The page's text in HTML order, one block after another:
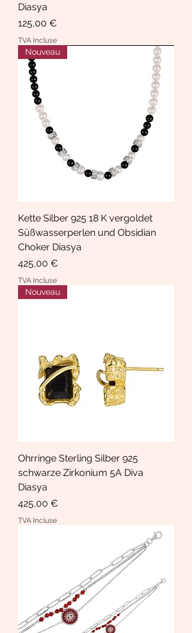
Diasya
Prix
125,00 €
TVA Incluse
Nouveau
Kette Silber 925 18 K vergoldet
Süßwasserperlen und Obsidian
Choker Diasya
Prix
425,00 €
TVA Incluse
Nouveau
Ohrringe Sterling Silber 925
schwarze Zirkonium 5A Diva
Diasya
Prix
425,00 €
TVA Incluse